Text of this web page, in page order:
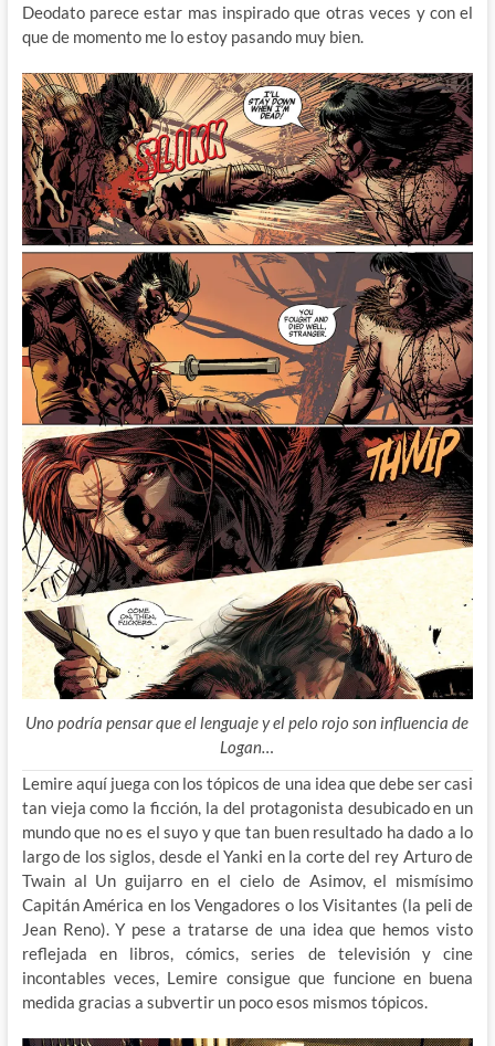
Deodato parece estar mas inspirado que otras veces y con el
que de momento me lo estoy pasando muy bien.
Uno podría pensar que el lenguaje y el pelo rojo son influencia de
Logan…
Lemire aquí juega con los tópicos de una idea que debe ser casi
tan vieja como la ficción, la del protagonista desubicado en un
mundo que no es el suyo y que tan buen resultado ha dado a lo
largo de los siglos, desde el Yanki en la corte del rey Arturo de
Twain al Un guijarro en el cielo de Asimov, el mismísimo
Capitán América en los Vengadores o los Visitantes (la peli de
Jean Reno). Y pese a tratarse de una idea que hemos visto
reflejada en libros, cómics, series de televisión y cine
incontables veces, Lemire consigue que funcione en buena
medida gracias a subvertir un poco esos mismos tópicos.